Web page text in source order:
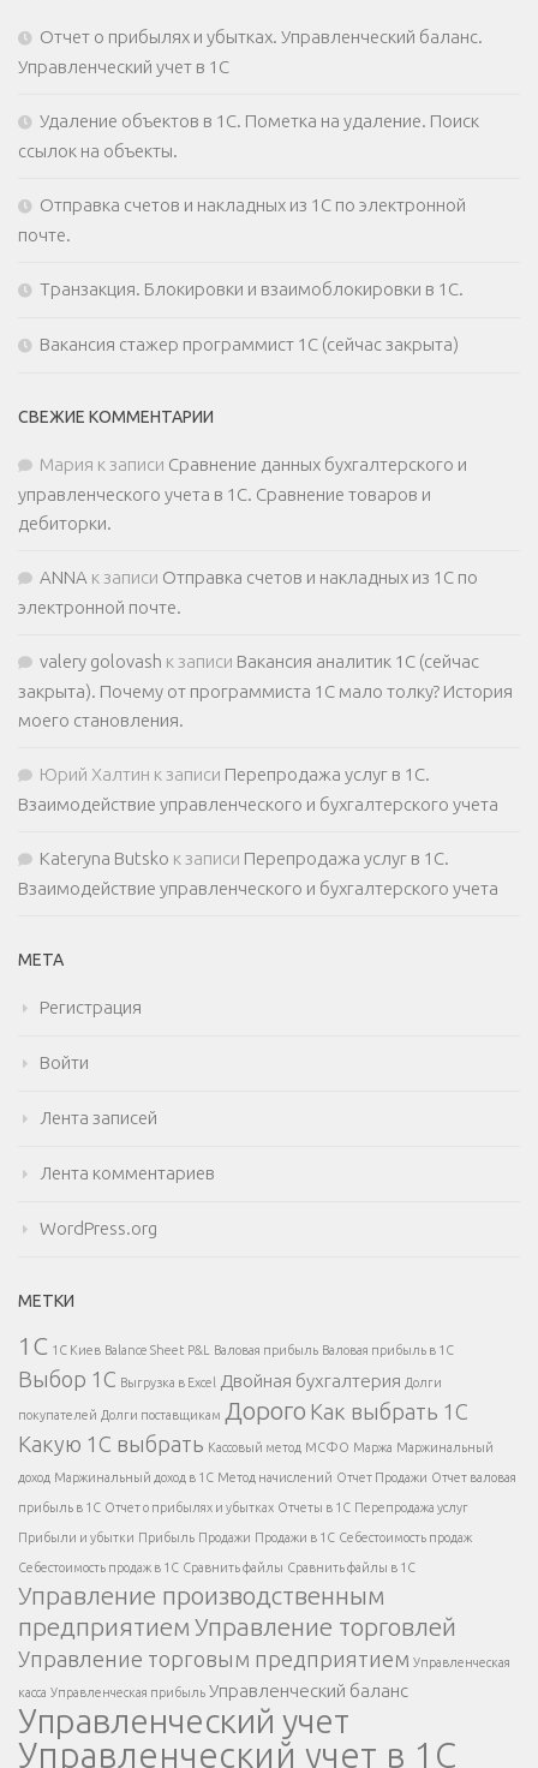
Отчет о прибылях и убытках. Управленческий баланс.
Управленческий учет в 1С
Удаление объектов в 1С. Пометка на удаление. Поиск
ссылок на объекты.
Отправка счетов и накладных из 1С по электронной
почте.
Транзакция. Блокировки и взаимоблокировки в 1С.
Вакансия стажер программист 1С (сейчас закрыта)
СВЕЖИЕ КОММЕНТАРИИ
Мария к записи Сравнение данных бухгалтерского и
управленческого учета в 1С. Сравнение товаров и
дебиторки.
ANNA к записи Отправка счетов и накладных из 1С по
электронной почте.
valery golovash к записи Вакансия аналитик 1С (сейчас
закрыта). Почему от программиста 1С мало толку? История
моего становления.
Юрий Халтин к записи Перепродажа услуг в 1С.
Взаимодействие управленческого и бухгалтерского учета
Kateryna Butsko к записи Перепродажа услуг в 1С.
Взаимодействие управленческого и бухгалтерского учета
МЕТА
Регистрация
Войти
Лента записей
Лента комментариев
WordPress.org
МЕТКИ
1С 1С Киев Balance Sheet P&L Валовая прибыль Валовая прибыль в 1С
Выбор 1С Выгрузка в Excel Двойная бухгалтерия Долги
покупателей Долги поставщикам Дорого Как выбрать 1С
Какую 1С выбрать Кассовый метод МСФО Маржа Маржинальный
доход Маржинальный доход в 1С Метод начислений Отчет Продажи Отчет валовая
прибыль в 1С Отчет о прибылях и убытках Отчеты в 1С Перепродажа услуг
Прибыли и убытки Прибыль Продажи Продажи в 1С Себестоимость продаж
Себестоимость продаж в 1С Сравнить файлы Сравнить файлы в 1С
Управление производственным
предприятием Управление торговлей
Управление торговым предприятием Управленческая
касса Управленческая прибыль Управленческий баланс
Управленческий учет
Управленческий учет в 1С